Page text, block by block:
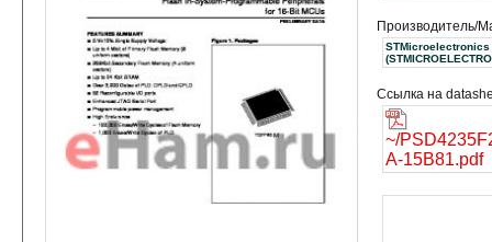
Производитель/
STMicroelectronics
Ссылка на
~/
A-15B81.pdf